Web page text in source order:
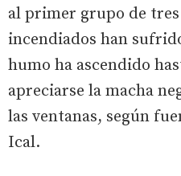
al primer grupo de
incendiados han
humo ha ascendido
apreciarse la macha
las ventanas, según
Ical.